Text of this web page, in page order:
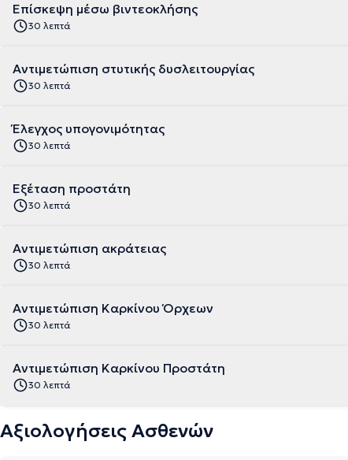
Επίσκεψη μέσω βιντεοκλήσης
30 λεπτά
Αντιμετώπιση στυτικής δυσλειτουργίας
30 λεπτά
Έλεγχος υπογονιμότητας
30 λεπτά
Εξέταση προστάτη
30 λεπτά
Αντιμετώπιση ακράτειας
30 λεπτά
Αντιμετώπιση Καρκίνου Όρχεων
30 λεπτά
Αντιμετώπιση Καρκίνου Προστάτη
30 λεπτά
Αξιολογήσεις Ασθενών